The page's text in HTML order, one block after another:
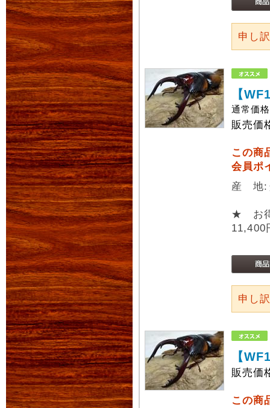
申し
【
通常価
販売価
この商
会員ポ
産 地:
★ お
申し
【
販売価
この商